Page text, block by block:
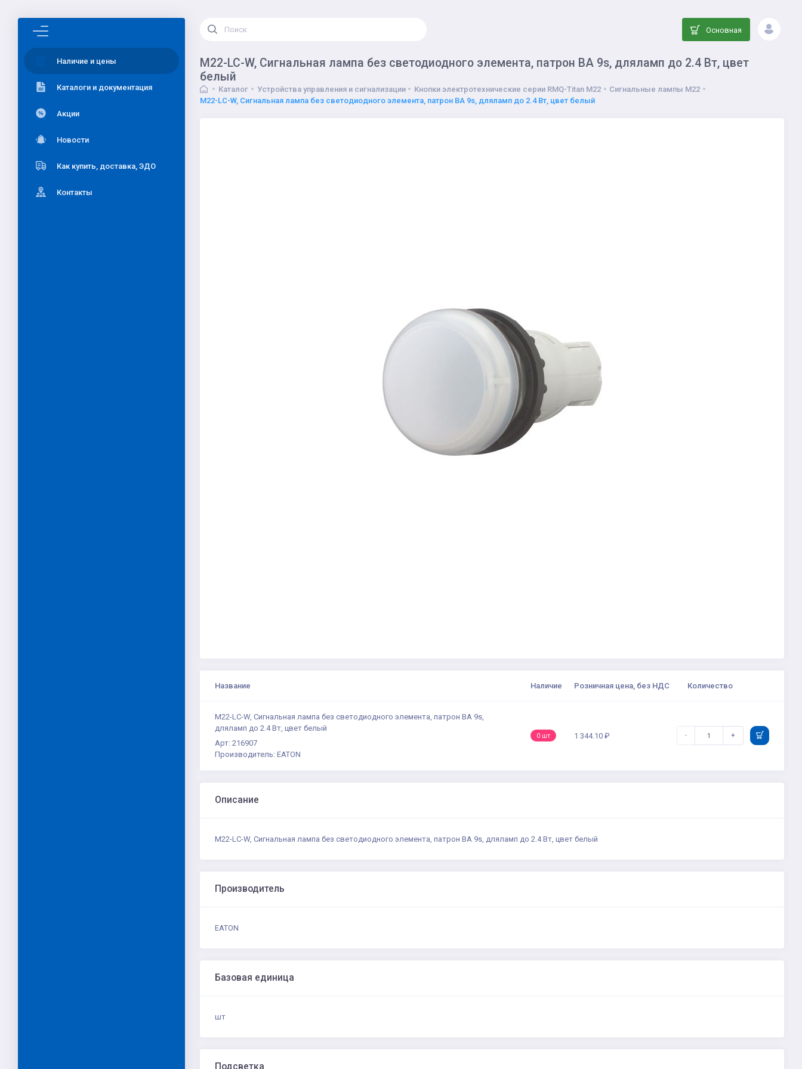
Наличие и цены
Каталоги и документация
Акции
Новости
Как купить, доставка, ЭДО
Контакты
Основная
M22-LC-W, Сигнальная лампа без светодиодного элемента, патрон BA 9s, дляламп до 2.4 Вт, цвет
белый
Каталог Устройства управления и сигнализации Кнопки электротехнические серии RMQ-Titan M22
Сигнальные лампы M22
M22-LC-W, Сигнальная лампа без светодиодного элемента, патрон BA 9s, дляламп до 2.4 Вт, цвет белый
Название Наличие Розничная цена, без НДС Количество
M22-LC-W, Сигнальная лампа без светодиодного элемента, патрон BA 9s,
дляламп до 2.4 Вт, цвет белый
Арт: 216907
Производитель: EATON
0 шт 1 344.10 ₽ - +
Описание
M22-LC-W, Сигнальная лампа без светодиодного элемента, патрон BA 9s, дляламп до 2.4 Вт, цвет белый
Производитель
EATON
Базовая единица
шт
Подсветка